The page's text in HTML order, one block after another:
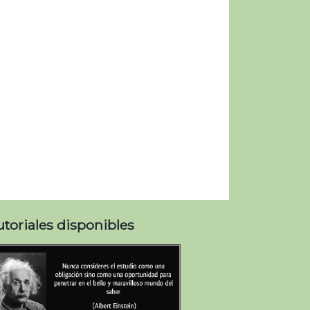
disponibles